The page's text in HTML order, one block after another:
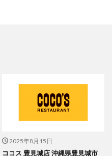
2025年8月15日
ココス 豊見城店 沖縄県豊見城市